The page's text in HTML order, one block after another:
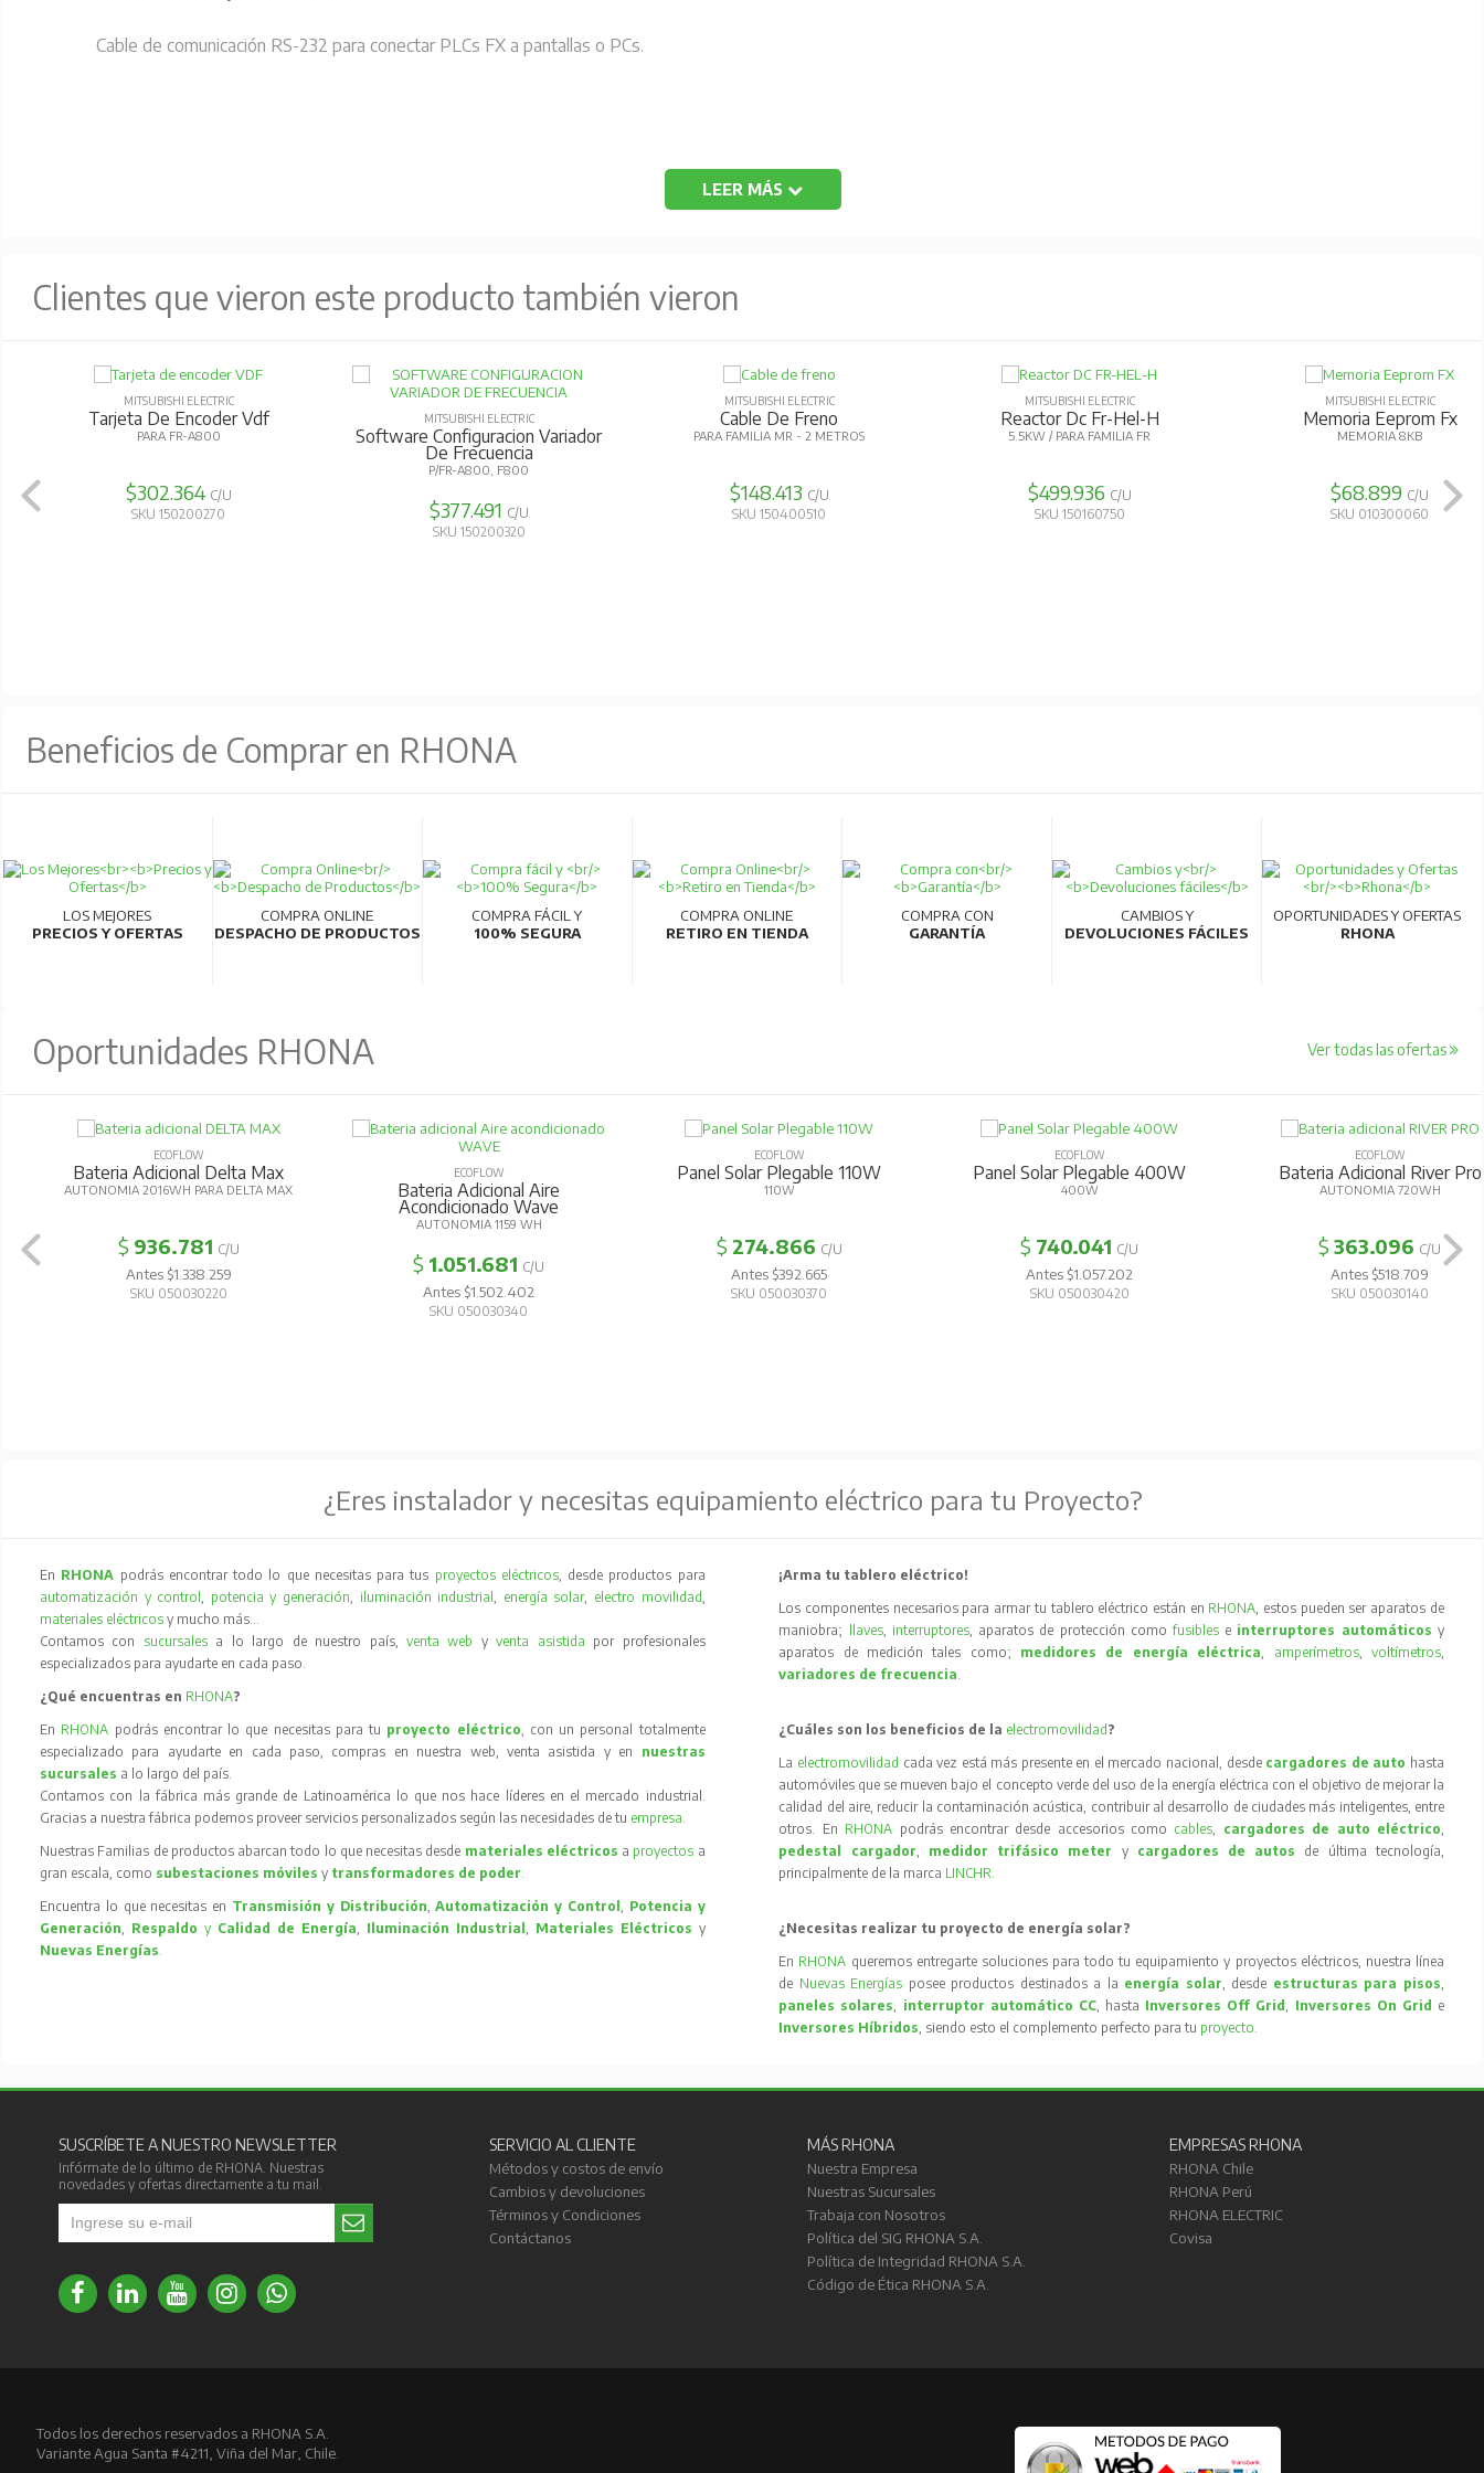
Cable de comunicación RS-232 para conectar PLCs FX a pantallas o PCs.
LEER MÁS
Clientes que vieron este producto también vieron
MITSUBISHI ELECTRIC
Tarjeta De Encoder Vdf
PARA FR-A800
$302.364 C/U
SKU 150200270
MITSUBISHI ELECTRIC
Software Configuracion Variador
De Frecuencia
P/FR-A800, F800
$377.491 C/U
SKU 150200320
MITSUBISHI ELECTRIC
Cable De Freno
PARA FAMILIA MR - 2 METROS
$148.413 C/U
SKU 150400510
MITSUBISHI ELECTRIC
Reactor Dc Fr-Hel-H
5.5KW / PARA FAMILIA FR
$499.936 C/U
SKU 150160750
MITSUBISHI ELECTRIC
Memoria Eeprom Fx
MEMORIA 8KB
$68.899 C/U
SKU 010300060
Beneficios de Comprar en RHONA
LOS MEJORES
PRECIOS Y OFERTAS
COMPRA ONLINE
DESPACHO DE PRODUCTOS
COMPRA FÁCIL Y
100% SEGURA
COMPRA ONLINE
RETIRO EN TIENDA
COMPRA CON
GARANTÍA
CAMBIOS Y
DEVOLUCIONES FÁCILES
OPORTUNIDADES Y OFERTAS
RHONA
Oportunidades RHONA Ver todas las ofertas
ECOFLOW
Bateria Adicional Delta Max
AUTONOMIA 2016WH PARA DELTA MAX
$ 936.781 C/U
Antes $1.338.259
SKU 050030220
ECOFLOW
Bateria Adicional Aire
Acondicionado Wave
AUTONOMIA 1159 WH
$ 1.051.681 C/U
Antes $1.502.402
SKU 050030340
ECOFLOW
Panel Solar Plegable 110W
110W
$ 274.866 C/U
Antes $392.665
SKU 050030370
ECOFLOW
Panel Solar Plegable 400W
400W
$ 740.041 C/U
Antes $1.057.202
SKU 050030420
ECOFLOW
Bateria Adicional River Pro
AUTONOMIA 720WH
$363.096 C/U
Antes $518.709
SKU 050030140
¿Eres instalador y necesitas equipamiento eléctrico para tu Proyecto?
En RHONA podrás encontrar todo lo que necesitas para tus proyectos eléctricos, desde productos para
automatización y control, potencia y generación, iluminación industrial, energía solar, electro movilidad,
materiales eléctricos y mucho más…
Contamos con sucursales a lo largo de nuestro país, venta web yventa asistida por profesionales
especializados para ayudarte en cada paso.
¿Qué encuentras en RHONA?
En RHONA podrás encontrar lo que necesitas para tu proyecto eléctrico, con un personal totalmente
especializado para ayudarte en cada paso, compras en nuestra web, venta asistida y en nuestras
sucursales a lo largo del país.
Contamos con la fábrica más grande de Latinoamérica lo que nos hace líderes en el mercado industrial.
Gracias a nuestra fábrica podemos proveer servicios personalizados según las necesidades de tu empresa.
Nuestras Familias de productos abarcan todo lo que necesitas desde materiales eléctricos a proyectos a
gran escala, como subestaciones móvilesy transformadores de poder.
Encuentra lo que necesitas en Transmisión y Distribución,Automatización y Control, Potencia y
Generación, Respaldo y Calidad de Energía, Iluminación Industrial , Materiales Eléctricos y
Nuevas Energías.
¡Arma tu tablero eléctrico!
Los componentes necesarios para armar tu tablero eléctrico están en RHONA, estos pueden ser aparatos de
maniobra;
llaves, interruptores, aparatos de protección comofusibles e interruptores automáticos y
aparatos de medición tales como; medidores de energía eléctrica, amperímetros, voltímetros,
variadores de frecuencia.
¿Cuáles son los beneficios de la electromovilidad ?
La electromovilidad cada vez está más presente en el mercado nacional, desde cargadores de auto hasta
automóviles que se mueven bajo el concepto verde del uso de la energía eléctrica con el objetivo de mejorar la
calidad del aire, reducir la contaminación acústica, contribuir al desarrollo de ciudades más inteligentes, entre
otros. En RHONA podrás encontrar desde accesorios como cables, cargadores de auto eléctrico,
pedestal cargador, medidor trifásico meter y cargadores de autos
de última tecnología,
principalmente de la marca LINCHR.
¿Necesitas realizar tu proyecto de energía solar?
En RHONA queremos entregarte soluciones para todo tu equipamiento y proyectos eléctricos, nuestra línea
de Nuevas Energías posee productos destinados a la energía solar, desde estructuras para pisos,
paneles solares, interruptor automático CC, hasta Inversores Off Grid, Inversores On Grid e
Inversores Híbridos, siendo esto el complemento perfecto para tu proyecto.
SUSCRÍBETE A NUESTRO NEWSLETTER
Infórmate de lo último de RHONA. Nuestras
novedades y ofertas directamente a tu mail.
SERVICIO AL CLIENTE
Métodos y costos de envío
Cambios y devoluciones
Términos y Condiciones
Contáctanos
MÁS RHONA
Nuestra Empresa
Nuestras Sucursales
Trabaja con Nosotros
Política del SIG RHONA S.A.
Política de Integridad RHONA S.A.
Código de Ética RHONA S.A.
EMPRESAS RHONA
RHONA Chile
RHONA Perú
RHONA ELECTRIC
Covisa
Todos los derechos reservados a RHONA S.A.
Variante Agua Santa #4211, Viña del Mar, Chile.